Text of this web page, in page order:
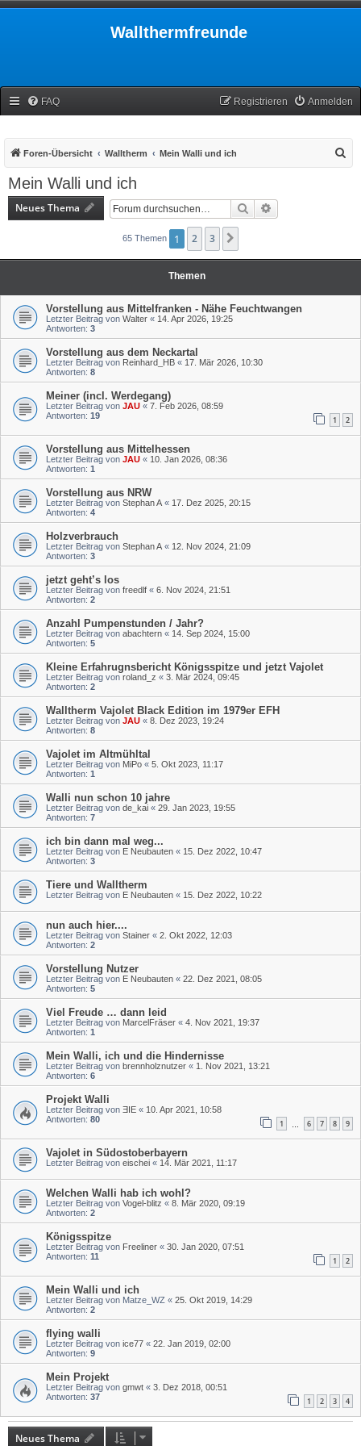
Wallthermfreunde
FAQ Anmelden
Registrieren
Foren-Übersicht Walltherm Mein Walli und ich
Mein Walli und ich
Neues Thema Suche
65 Themen 1 2 3
Themen
Vorstellung aus Mittelfranken - Nähe Feuchtwangen
Letzter Beitrag von Walter « 14. Apr 2026, 19:25
Antworten: 3
Vorstellung aus dem Neckartal
Letzter Beitrag von Reinhard_HB « 17. Mär 2026, 10:30
Antworten: 8
Meiner (incl. Werdegang)
Letzter Beitrag von JAU « 7. Feb 2026, 08:59
Antworten: 19 1 2
Vorstellung aus Mittelhessen
Letzter Beitrag von JAU « 10. Jan 2026, 08:36
Antworten: 1
Vorstellung aus NRW
Letzter Beitrag von Stephan A « 17. Dez 2025, 20:15
Antworten: 4
Holzverbrauch
Letzter Beitrag von Stephan A « 12. Nov 2024, 21:09
Antworten: 3
jetzt geht’s los
Letzter Beitrag von freedlf « 6. Nov 2024, 21:51
Antworten: 2
Anzahl Pumpenstunden / Jahr?
Letzter Beitrag von abachtern « 14. Sep 2024, 15:00
Antworten: 5
Kleine Erfahrugnsbericht Königsspitze und jetzt Vajolet
Letzter Beitrag von roland_z « 3. Mär 2024, 09:45
Antworten: 2
Walltherm Vajolet Black Edition im 1979er EFH
Letzter Beitrag von JAU « 8. Dez 2023, 19:24
Antworten: 8
Vajolet im Altmühltal
Letzter Beitrag von MiPo « 5. Okt 2023, 11:17
Antworten: 1
Walli nun schon 10 jahre
Letzter Beitrag von de_kai « 29. Jan 2023, 19:55
Antworten: 7
ich bin dann mal weg...
Letzter Beitrag von E Neubauten « 15. Dez 2022, 10:47
Antworten: 3
Tiere und Walltherm
Letzter Beitrag von E Neubauten « 15. Dez 2022, 10:22
nun auch hier....
Letzter Beitrag von Stainer « 2. Okt 2022, 12:03
Antworten: 2
Vorstellung Nutzer
Letzter Beitrag von E Neubauten « 22. Dez 2021, 08:05
Antworten: 5
Viel Freude … dann leid
Letzter Beitrag von MarcelFräser « 4. Nov 2021, 19:37
Antworten: 1
Mein Walli, ich und die Hindernisse
Letzter Beitrag von brennholznutzer « 1. Nov 2021, 13:21
Antworten: 6
Projekt Walli
Letzter Beitrag von ƎIE « 10. Apr 2021, 10:58
Antworten: 80 1 … 6 7 8 9
Vajolet in Südostoberbayern
Letzter Beitrag von eischei « 14. Mär 2021, 11:17
Welchen Walli hab ich wohl?
Letzter Beitrag von Vogel-blitz « 8. Mär 2020, 09:19
Antworten: 2
Königsspitze
Letzter Beitrag von Freeliner « 30. Jan 2020, 07:51
Antworten: 11 1 2
Mein Walli und ich
Letzter Beitrag von Matze_WZ « 25. Okt 2019, 14:29
Antworten: 2
flying walli
Letzter Beitrag von ice77 « 22. Jan 2019, 02:00
Antworten: 9
Mein Projekt
Letzter Beitrag von gmwt « 3. Dez 2018, 00:51
Antworten: 37 1 2 3 4
Neues Thema